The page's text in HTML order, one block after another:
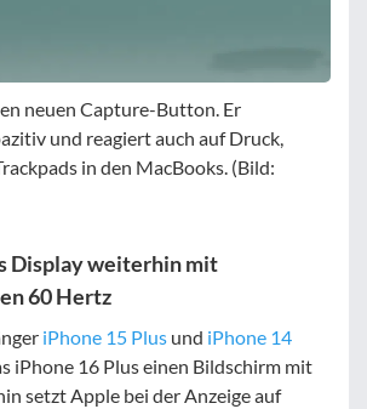
neuen Capture-Button. Er
und reagiert auch auf Druck,
in den MacBooks. (Bild:
Display weiterhin mit
60 Hertz
iPhone 15 Plus und iPhone 14
iPhone 16 Plus einen Bildschirm mit
setzt Apple bei der Anzeige auf